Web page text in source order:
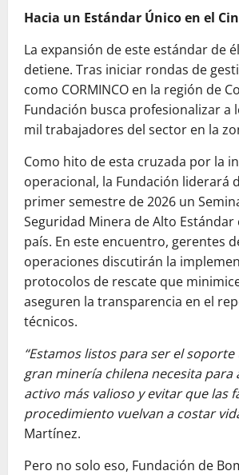
Hacia un Estándar Único en el
La expansión de este estándar de
detiene. Tras iniciar rondas de
como CORMINCO en la región de
Fundación busca profesionalizar a
mil trabajadores del sector en la
Como hito de esta cruzada por la
operacional, la Fundación liderará
primer semestre de 2026 un
Seguridad Minera de Alto
país. En este encuentro, gerentes
operaciones discutirán la
protocolos de rescate que
aseguren la transparencia en el
técnicos.
“Estamos listos para ser el
gran minería chilena necesita para
activo más valioso y evitar que las
procedimiento vuelvan a costar
Martínez.
Pero no solo eso, Fundación de